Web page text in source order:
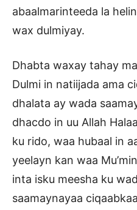
abaalmarinteeda la
wax dulmiyay.
Dhabta waxay tahay
Dulmi in natiijada ama
dhalata ay wada
dhacdo in uu Allah
ku rido, waa hubaal in
yeelayn kan waa
inta isku meesha ku
saamaynayaa